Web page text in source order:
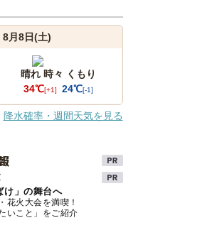
8月8日(土)
晴れ 時々 くもり
34℃[+1] 24℃[-1]
降水確率・週間天気を見る
け」の舞台へ
花火大会を満喫！
いこと」をご紹介